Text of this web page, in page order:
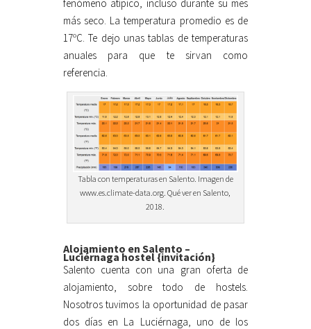
fenómeno atípico, incluso durante su mes
más seco. La temperatura promedio es de
17ºC. Te dejo unas tablas de temperaturas
anuales para que te sirvan como
referencia.
Tabla con temperaturas en Salento. Imagen de
www.es.climate-data.org. Qué ver en Salento,
2018.
Alojamiento en Salento –
Luciérnaga hostel {invitación}
Salento cuenta con una gran oferta de
alojamiento, sobre todo de hostels.
Nosotros tuvimos la oportunidad de pasar
dos días en La Luciérnaga, uno de los